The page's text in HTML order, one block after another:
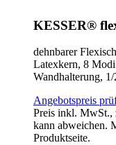
KESSER®
dehnbarer
Latexkern, 8
Wandhalterung,
Angebotspreis
Preis inkl. MwSt.,
kann abweichen.
Produktseite.